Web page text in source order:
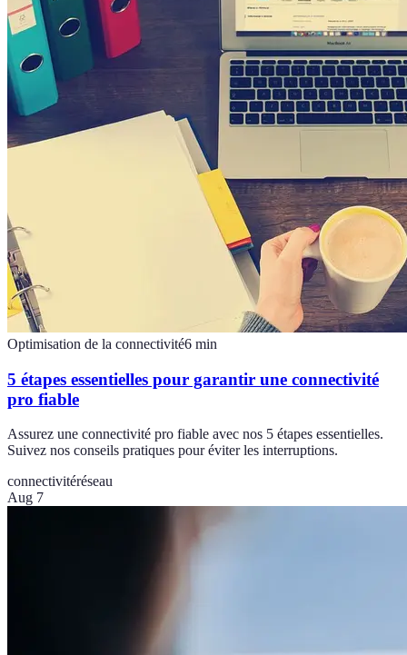
Optimisation de la connectivité6 min
5 étapes essentielles pour garantir une connectivité
pro fiable
Assurez une connectivité pro fiable avec nos 5 étapes essentielles.
Suivez nos conseils pratiques pour éviter les interruptions.
connectivitéréseau
Aug 7